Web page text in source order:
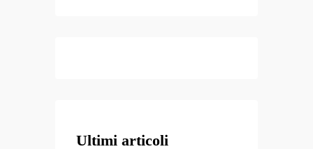
Ultimi articoli